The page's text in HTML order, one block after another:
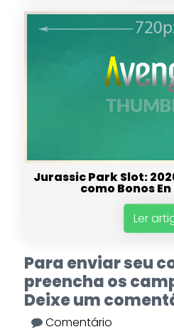
Jurassic Park Slot:
como Bonos
Ler
Para enviar seu
preencha os
Deixe um
Comentário